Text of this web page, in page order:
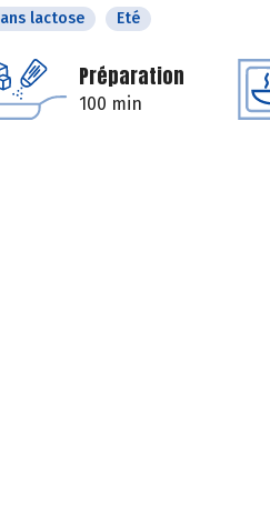
lactose Eté
Préparation
100 min